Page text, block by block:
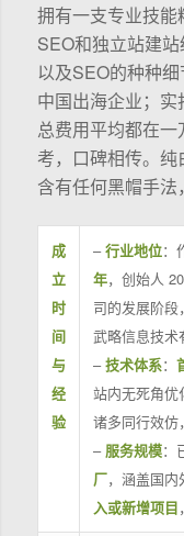
拥有一支专业技
SEO和独立站建
以及SEO的种种
中国出海企业；
总费用平均都在
考，口碑相传。
含有任何黑帽手法
成
立
时
间
与
经
验
–行业地位：
年，创始人
司的发展阶
武略信息技术
–技术体系：
站内无死角优
诸多同行效仿
– 服务规模：
厂，涵盖国内
入或新增项目，